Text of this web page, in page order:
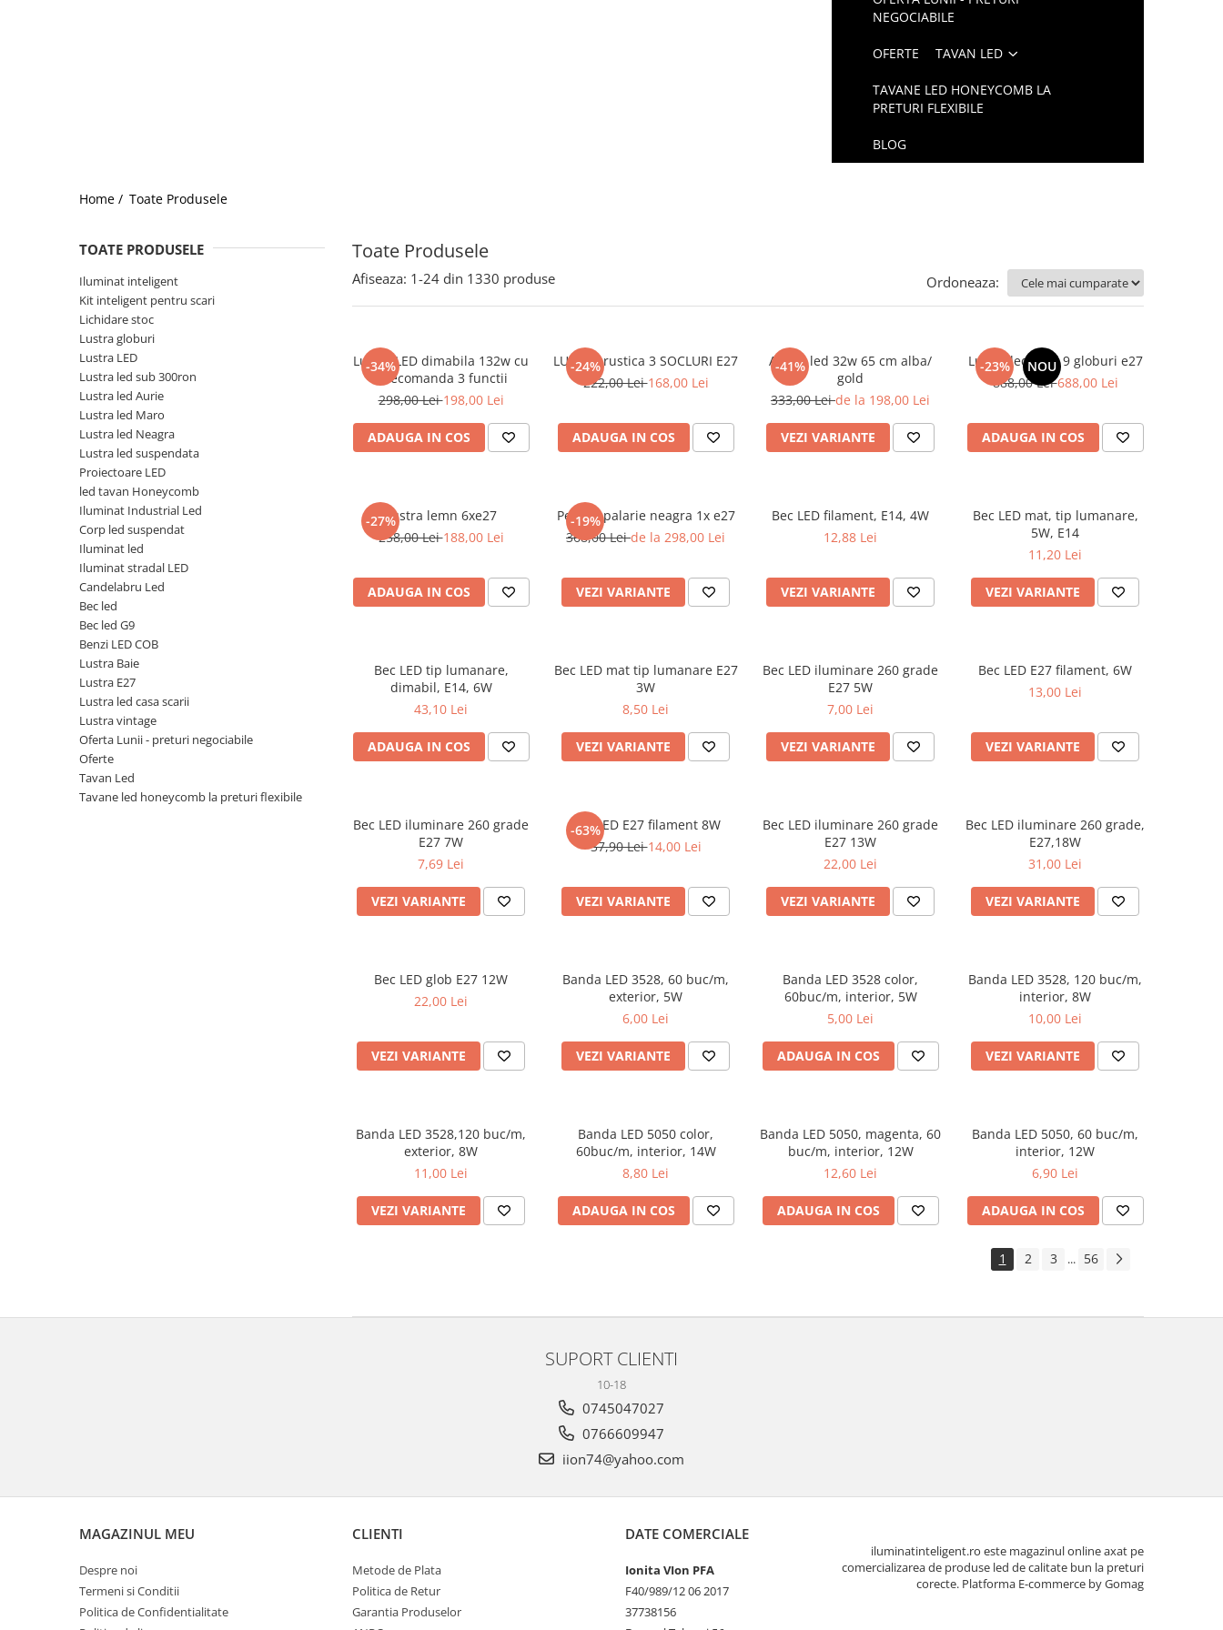
NEGOCIABILE
OFERTE TAVAN LED
TAVANE LED HONEYCOMB LA
PRETURI FLEXIBILE
BLOG
Home / Toate Produsele
Toate Produsele
TOATE PRODUSELE
Iluminat inteligent
Kit inteligent pentru scari
Lichidare stoc
Lustra globuri
Lustra LED
Lustra led sub 300ron
Lustra led Aurie
Lustra led Maro
Lustra led Neagra
Lustra led suspendata
Proiectoare LED
led tavan Honeycomb
Iluminat Industrial Led
Corp led suspendat
Iluminat led
Iluminat stradal LED
Candelabru Led
Bec led
Bec led G9
Benzi LED COB
Lustra Baie
Lustra E27
Lustra led casa scarii
Lustra vintage
Oferta Lunii - preturi negociabile
Oferte
Tavan Led
Tavane led honeycomb la preturi flexibile
Afiseaza: 1-24 din 1330 produse Ordoneaza:
-34%
Lustra LED dimabila 132w cu
telecomanda 3 functii
298,00 Lei198,00 Lei
ADAUGA IN COS
-24%
LUSTRA rustica 3 SOCLURI E27
222,00 Lei168,00 Lei
ADAUGA IN COS
-41%
Aplica led 32w 65 cm alba/
gold
333,00 Leide la 198,00 Lei
VEZI VARIANTE
-23% NOU
Lustra led gold 9 globuri e27
888,00 Lei688,00 Lei
ADAUGA IN COS
-27%Lustra lemn 6xe27
258,00 Lei188,00 Lei
ADAUGA IN COS
-19%
Pendul palarie neagra 1x e27
368,00 Leide la 298,00 Lei
VEZI VARIANTE
Bec LED filament, E14, 4W
12,88 Lei
VEZI VARIANTE
Bec LED mat, tip lumanare,
5W, E14
11,20 Lei
VEZI VARIANTE
Bec LED tip lumanare,
dimabil, E14, 6W
43,10 Lei
ADAUGA IN COS
Bec LED mat tip lumanare E27
3W
8,50 Lei
VEZI VARIANTE
Bec LED iluminare 260 grade
E27 5W
7,00 Lei
VEZI VARIANTE
Bec LED E27 filament, 6W
13,00 Lei
VEZI VARIANTE
Bec LED iluminare 260 grade
E27 7W
7,69 Lei
VEZI VARIANTE
-63%
Bec LED E27 filament 8W
37,90 Lei14,00 Lei
VEZI VARIANTE
Bec LED iluminare 260 grade
E27 13W
22,00 Lei
VEZI VARIANTE
Bec LED iluminare 260 grade,
E27,18W
31,00 Lei
VEZI VARIANTE
Bec LED glob E27 12W
22,00 Lei
VEZI VARIANTE
Banda LED 3528, 60 buc/m,
exterior, 5W
6,00 Lei
VEZI VARIANTE
Banda LED 3528 color,
60buc/m, interior, 5W
5,00 Lei
ADAUGA IN COS
Banda LED 3528, 120 buc/m,
interior, 8W
10,00 Lei
VEZI VARIANTE
Banda LED 3528,120 buc/m,
exterior, 8W
11,00 Lei
VEZI VARIANTE
Banda LED 5050 color,
60buc/m, interior, 14W
8,80 Lei
ADAUGA IN COS
Banda LED 5050, magenta, 60
buc/m, interior, 12W
12,60 Lei
ADAUGA IN COS
Banda LED 5050, 60 buc/m,
interior, 12W
6,90 Lei
ADAUGA IN COS
1 2 3 ... 56
SUPORT CLIENTI
10-18
0745047027
0766609947
iion74@yahoo.com
MAGAZINUL MEU
Despre noi
Termeni si Conditii
Politica de Confidentialitate
CLIENTI
Metode de Plata
Politica de Retur
Garantia Produselor
DATE COMERCIALE
Ionita VIon PFA
F40/989/12 06 2017
37738156
iluminatinteligent.ro este magazinul online axat pe
comercializarea de produse led de calitate bun la preturi
corecte. Platforma E-commerce by Gomag